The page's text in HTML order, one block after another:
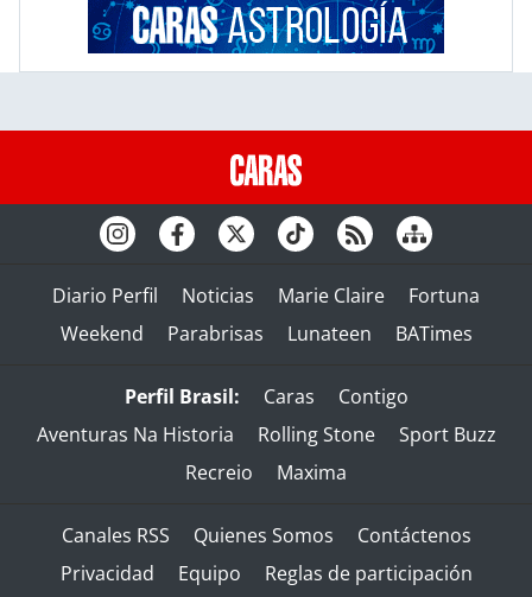
Diario Perfil Noticias Marie Claire
Fortuna
Weekend
Parabrisas Lunateen BATimes
Perfil Brasil: Caras
Contigo
Aventuras Na Historia
Rolling Stone
Sport Buzz
Recreio
Maxima
Canales RSS Quienes Somos
Contáctenos
Privacidad
Equipo Reglas de participación